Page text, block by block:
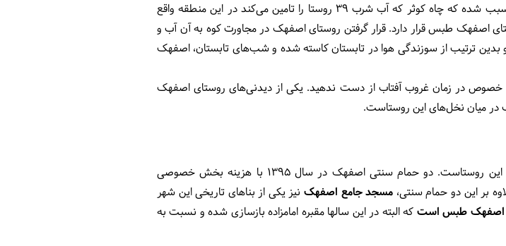
می‌شود تأمین می‌شد. آب این منطقه، شیرین است و همین ویژگی سبب شده که چاه کوثر که آب شرب ۳۹ روستا را تامین می‌کند در این منطقه واقع
اصفهک طبس قرار دارد.قرار گرفتن روستای اصفهک در مجاورت کوه به آن آب و
۶ درجه سردتر از طبس است و بدین ترتیب از سوزندگی هوا در تابستان کاسته شده و شب‌های تابستان، اصفهک
در زمان غروب آفتاب از دست ندهید. یکی از دیدنی‌های روستای اصفهک
در میان نخل‌های این روستاست.
در این روستاست. دو حمام سنتی اصفهک در سال 1395 با هزینه بخش خصوصی
بر این دو حمام سنتی، مسجد جامع اصفهکنیز یکی از بناهای تاریخی این شهر
اصفهک طبس است که البته در این سالها مقبره امامزاده بازسازی شده و نسبت به